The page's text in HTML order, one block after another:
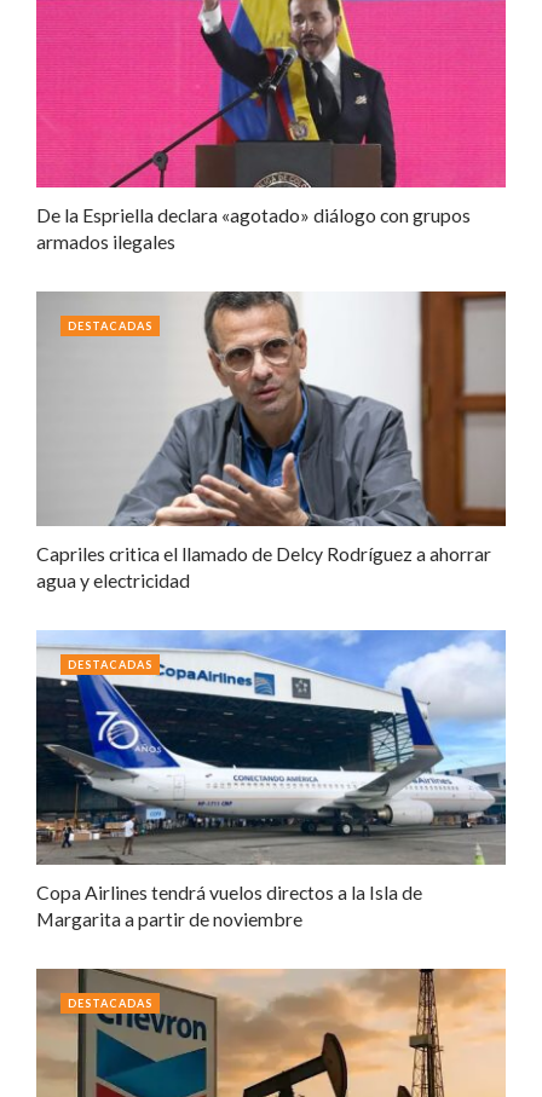
De la Espriella declara «agotado» diálogo con grupos
armados ilegales
Capriles critica el llamado de Delcy Rodríguez a ahorrar
agua y electricidad
DESTACADAS
Copa Airlines tendrá vuelos directos a la Isla de
Margarita a partir de noviembre
DESTACADAS
DESTACADAS